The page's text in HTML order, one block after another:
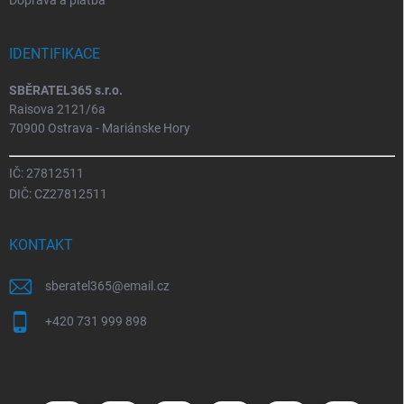
IDENTIFIKACE
SBĚRATEL365 s.r.o.
Raisova 2121/6a
70900 Ostrava - Mariánske Hory
IČ: 27812511
DIČ: CZ27812511
KONTAKT
sberatel365@email.cz
+420 731 999 898